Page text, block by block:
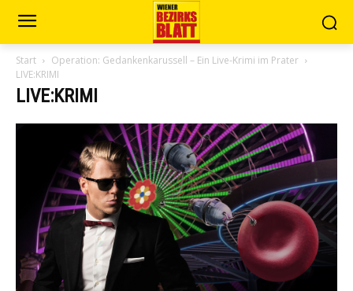
Start
Operation: Gedankenkarussell – Ein Live-Krimi im Prater
LIVE:KRIMI
LIVE:KRIMI